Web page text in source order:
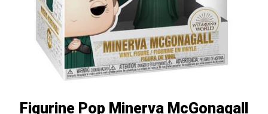
Figurine Pop Minerva McGonagall